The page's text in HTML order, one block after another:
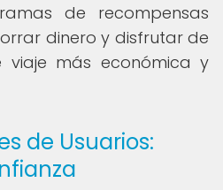
de recompensas
dinero y disfrutar de
viaje más económica y
de Usuarios: